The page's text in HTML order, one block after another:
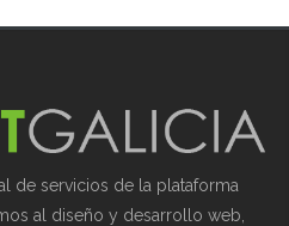
de servicios de la plataforma
al diseño y desarrollo web,